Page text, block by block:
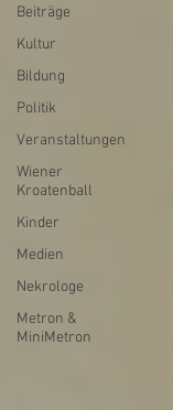
Beiträge
Kultur
Bildung
Politik
Veranstaltungen
Wiener
Kroatenball
Kinder
Medien
Nekrologe
Metron &
MiniMetron